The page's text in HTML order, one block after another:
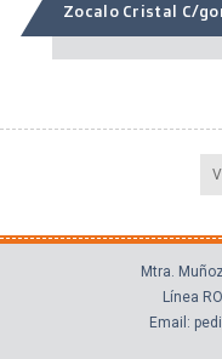
Zocalo Cristal C/
Mtra.
Línea
Email: